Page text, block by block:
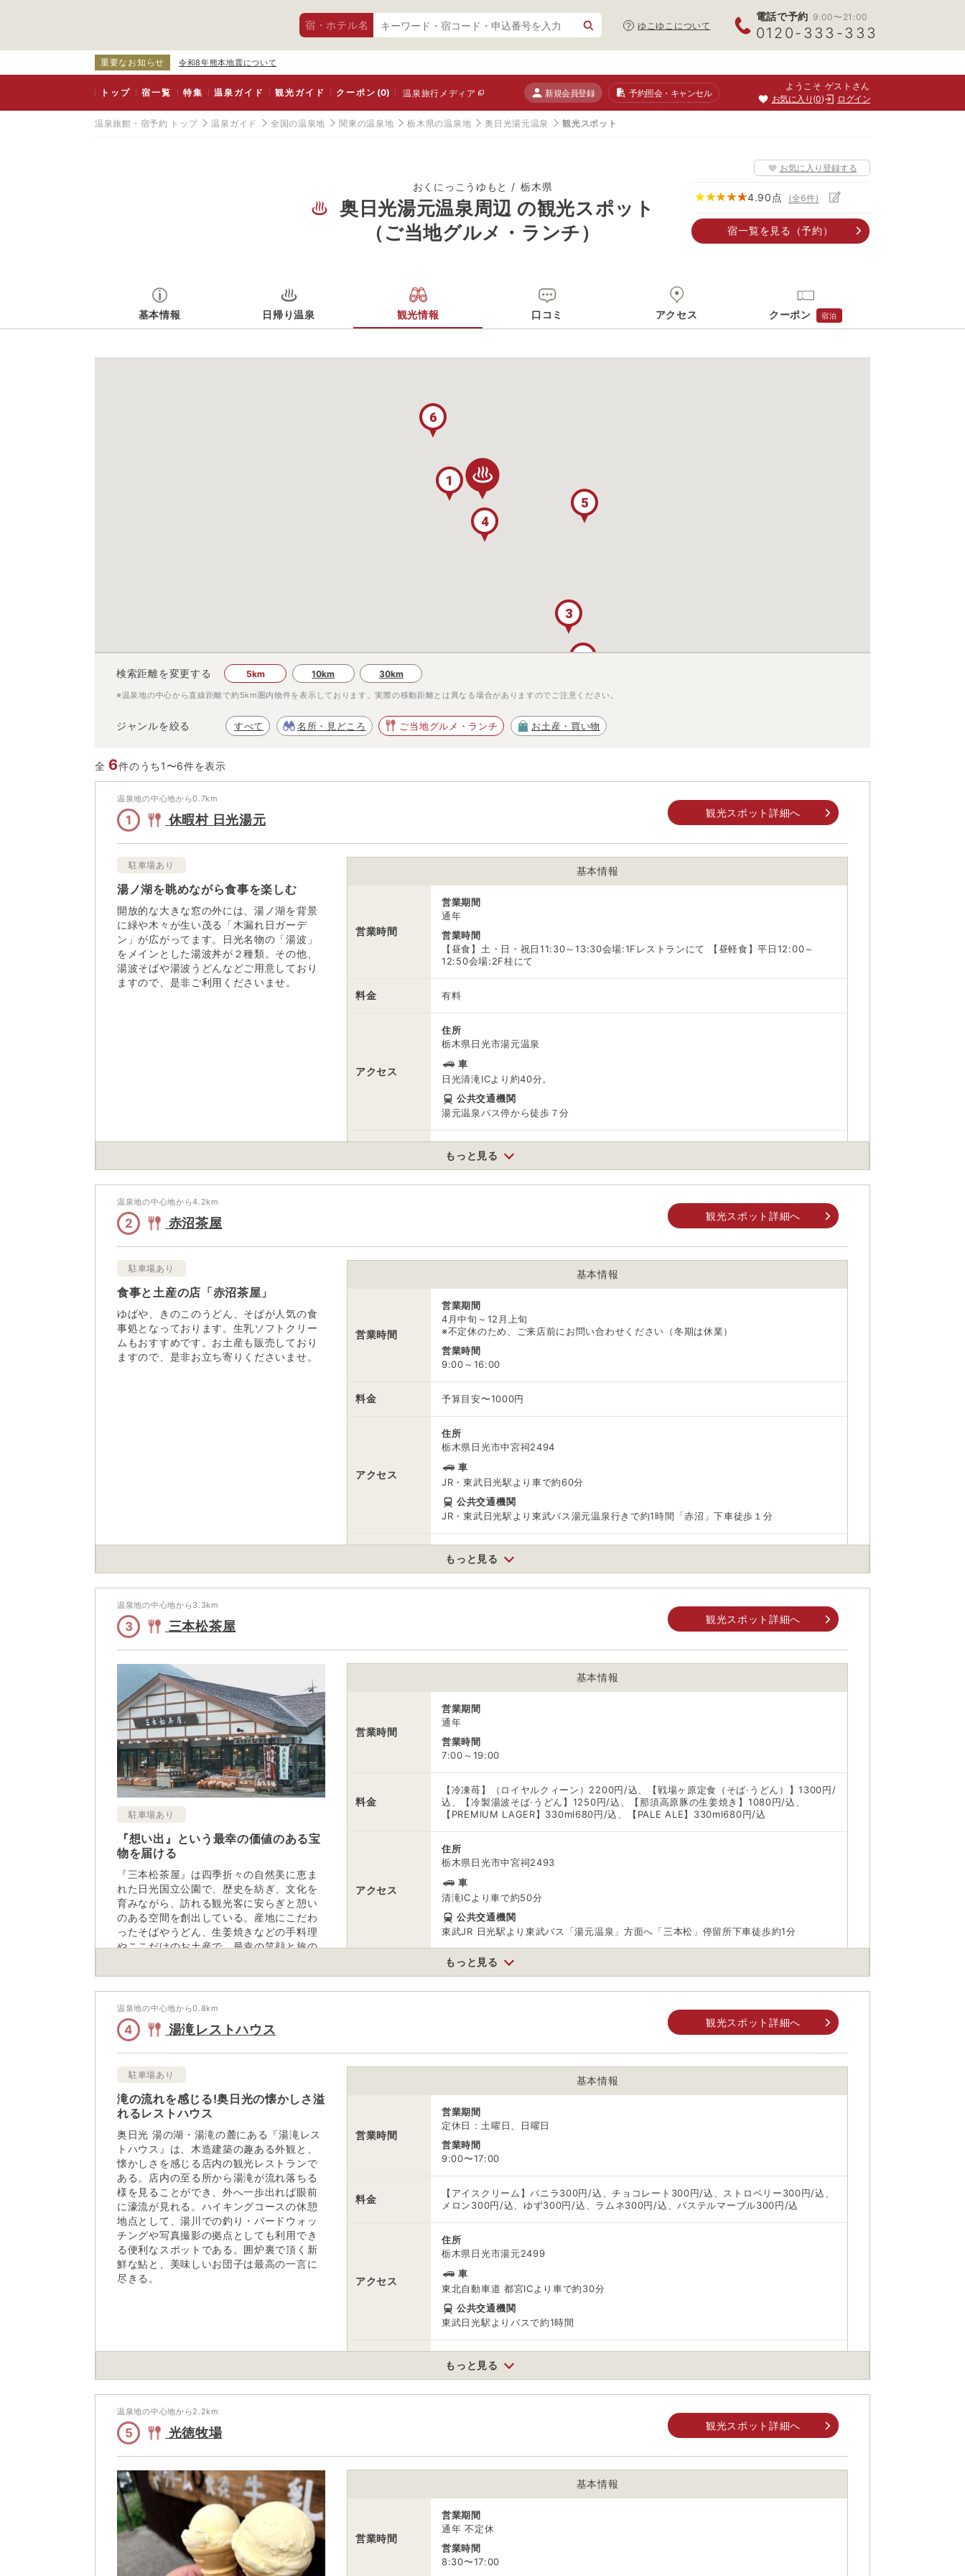
宿・ホテル名 ゆこゆこについて
電話で予約 9:00〜21:00
0120-333-333
重要なお知らせ 令和8年熊本地震について
トップ 宿一覧 特集 温泉ガイド 観光ガイド クーポン(0) 温泉旅行メディア 新規会員登録 予約照会・キャンセル
ようこそ ゲストさん
お気に入り 0 ログイン
温泉旅館・宿予約 トップ 温泉ガイド 全国の温泉地 関東の温泉地 栃木県の温泉地 奥日光湯元温泉 観光スポット
おくにっこうゆもと 栃木県
奥日光湯元温泉周辺 の観光スポット
（ご当地グルメ・ランチ）
お気に入り登録する
4.90 点 (全6件)
宿一覧を見る （予約）
基本情報 日帰り温泉 観光情報 口コミ アクセス クーポン 宿泊
1
2
3
4
5
6
検索距離を変更する 5km 10km 30km
※温泉地の中心から直線距離で約5km 圏内物件を表示しております。実際の移動距離とは異なる場合がありますのでご注意ください。
ジャンルを絞る すべて 名所・見どころ ご当地グルメ・ランチ お土産・買い物
全 6件のうち1〜6件を表示
温泉地の中心地から0.7km
1 休暇村 日光湯元
観光スポット詳細へ
駐車場あり
湯ノ湖を眺めながら食事を楽しむ
開放的な大きな窓の外には、湯ノ湖を背景
に緑や木々が生い茂る「木漏れ日ガーデ
ン」が広がってます。日光名物の「湯波」
をメインとした湯波丼が２種類。その他、
湯波そばや湯波うどんなどご用意しており
ますので、是非ご利用くださいませ。
基本情報
営業時間
営業期間
通年
営業時間
【昼食】土・日・祝日11:30～13:30会場:1Fレストランにて 【昼軽食】平日12:00～
12:50会場:2F桂にて
料金 有料
アクセス
住所
栃木県日光市湯元温泉
車
日光清滝ICより約40分。
公共交通機関
湯元温泉バス停から徒歩７分
※ 掲載情報は変更になる場合があります。最新の内容はご利用前にご自身でお問合せください。
※ 料金情報は税込・税抜表記が混ざっております。正しい金額はご利用前にご自身でお問合せください。
もっと見る
温泉地の中心地から4.2km
2 赤沼茶屋
観光スポット詳細へ
駐車場あり
食事と土産の店「赤沼茶屋」
ゆばや、きのこのうどん、そばが人気の食
事処となっております。生乳ソフトクリー
ムもおすすめです。お土産も販売しており
ますので、是非お立ち寄りくださいませ。
基本情報
営業時間
営業期間
4月中旬～12月上旬
※不定休のため、ご来店前にお問い合わせください（冬期は休業）
営業時間
9:00～16:00
料金 予算目安〜1000円
アクセス
住所
栃木県日光市中宮祠2494
車
JR・東武日光駅より車で約60分
公共交通機関
JR・東武日光駅より東武バス湯元温泉行きで約1時間「赤沼」下車徒歩１分
※ 掲載情報は変更になる場合があります。最新の内容はご利用前にご自身でお問合せください。
※ 料金情報は税込・税抜表記が混ざっております。正しい金額はご利用前にご自身でお問合せください。
もっと見る
温泉地の中心地から3.3km
3 三本松茶屋
観光スポット詳細へ
駐車場あり
『想い出』という最幸の価値のある宝
物を届ける
『三本松茶屋』は四季折々の自然美に恵ま
れた日光国立公園で、歴史を紡ぎ、文化を
育みながら、訪れる観光客に安らぎと憩い
のある空間を創出している。産地にこだわ
ったそばやうどん、生姜焼きなどの手料理
やここだけのお土産で、最幸の笑顔と旅の
幸の商品は、『想い出』ということを企業
理念に掲げ、自然の安らぎと温もりのある
おもてなしで訪れた観光客の旅の想い出づ
くりを提供している。
基本情報
営業時間
営業期間
通年
営業時間
7:00～19:00
料金
【冷凍苺】（ロイヤルクィーン）2200円/込、【戦場ヶ原定食（そば·うどん）】1300円/
込、【冷製湯波そば·うどん】1250円/込、【那須高原豚の生姜焼き】1080円/込、
【PREMIUM LAGER】330ml680円/込、【PALE ALE】330ml680円/込
アクセス
住所
栃木県日光市中宮祠2493
車
清滝ICより車で約50分
公共交通機関
東武JR 日光駅より東武バス「湯元温泉」方面へ「三本松」停留所下車徒歩約1分
無料（100台）
※ 掲載情報は変更になる場合があります。最新の内容はご利用前にご自身でお問合せください。
※ 料金情報は税込・税抜表記が混ざっております。正しい金額はご利用前にご自身でお問合せください。
もっと見る
温泉地の中心地から0.8km
4 湯滝レストハウス
観光スポット詳細へ
駐車場あり
滝の流れを感じる!奥日光の懐かしさ溢
れるレストハウス
奥日光 湯の湖・湯滝の麓にある『湯滝レス
トハウス』は、木造建築の趣ある外観と、
懐かしさを感じる店内の観光レストランで
ある。店内の至る所から湯滝が流れ落ちる
様を見ることができ、外へ一歩出れば眼前
に濠流が見れる。ハイキングコースの休憩
地点として、湯川での釣り・バードウォッ
チングや写真撮影の拠点としても利用でき
る便利なスポットである。囲炉裏で頂く新
鮮な鮎と、美味しいお団子は最高の一言に
尽きる。
基本情報
営業時間
営業期間
定休日 : 土曜日、日曜日
営業時間
9:00〜17:00
料金
【アイスクリーム】バニラ300円/込、チョコレート300円/込、ストロベリー300円/込、
メロン300円/込、ゆず300円/込、ラムネ300円/込、パステルマーブル300円/込
アクセス
住所
栃木県日光市湯元2499
車
東北自動車道 都宮ICより車で約30分
公共交通機関
東武日光駅よりバスで約1時間
※小58台、大15台
※ 掲載情報は変更になる場合があります。最新の内容はご利用前にご自身でお問合せください。
もっと見る
温泉地の中心地から2.2km
5 光徳牧場
観光スポット詳細へ
基本情報
営業時間
営業期間
通年 不定休
営業時間
8:30〜17:00